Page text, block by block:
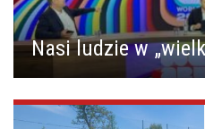
Nasi ludzie w